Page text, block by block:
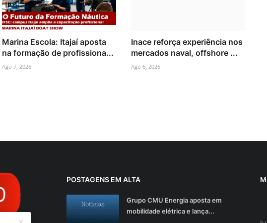
Marina Escola: Itajaí aposta
na formação de profissiona...
Ago 7, 2026
Inace reforça experiência nos
mercados naval, offshore ...
Ago 6, 2026
POSTAGENS EM ALTA
Grupo CMU Energia aposta em
mobilidade elétrica e lança...